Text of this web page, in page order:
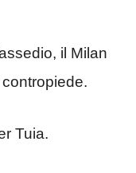
il Milan
Tuia.